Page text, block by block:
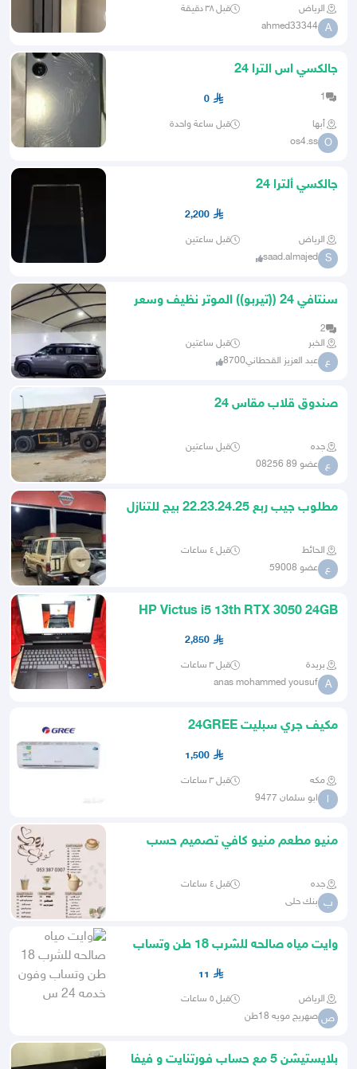
الرياض قبل ٣٨ دقيقة
A
ahmed33344
جالكسي اس الترا 24
1
0
أبها قبل ساعة واحدة
O
os4.ss
جالكسي ألترا 24
2,200
الرياض قبل ساعتين
S
saad.almajed
سنتافي 24 ((تيربو)) الموتر نظيف وسعر
2
الخبر
قبل ساعتين
ع عبد العزيز القحطاني8700
صندوق قلاب مقاس 24
جده قبل ساعتين
ع عضو 89 08256
مطلوب جيب ربع 22.23.24.25 بيج للتنازل
الحائط قبل ٤ ساعات
ع عضو 59008
HP Victus i5 13th RTX 3050 24GB
2,850
بريدة قبل ٣ ساعات
A
anas mohammed yousuf
مكيف جري سبليت 24GREE
1,500
مكه قبل ٣ ساعات
ا ابو سلمان 9477
منيو مطعم منيو كافي تصميم حسب
جده قبل ٤ ساعات
ب بنك حلى
وايت مياه صالحه للشرب 18 طن وتساب
11
الرياض قبل ٥ ساعات
ص صهريج مويه 18طن
بلايستيشن 5 مع حساب فورتنايت و فيفا